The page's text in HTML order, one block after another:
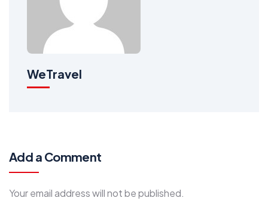
WeTravel
Add a Comment
Your email address will not be published.